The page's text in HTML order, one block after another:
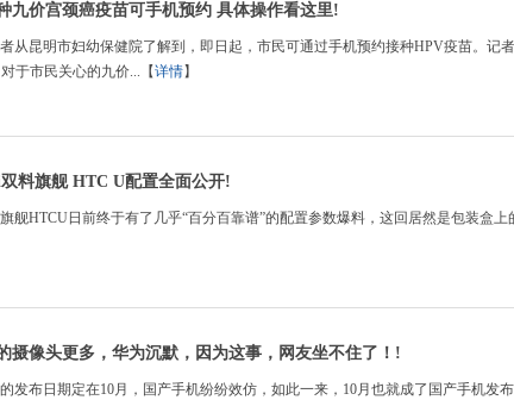
九价宫颈癌疫苗可手机预约 具体操作看这里!
从昆明市妇幼保健院了解到，即日起，市民可通过手机预约接种HPV疫苗。记
于市民关心的九价...【详情】
料旗舰 HTC U配置全面公开!
舰HTCU日前终于有了几乎“百分百靠谱”的配置参数爆料，这回居然是包装盒上
摄像头更多，华为沉默，因为这事，网友坐不住了！!
发布日期定在10月，国产手机纷纷效仿，如此一来，10月也就成了国产手机发